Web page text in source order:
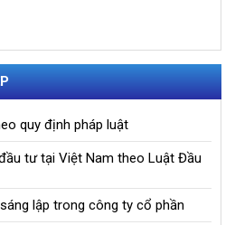
quy định pháp luật
tư tại Việt Nam theo Luật Đầu
lập trong công ty cổ phần